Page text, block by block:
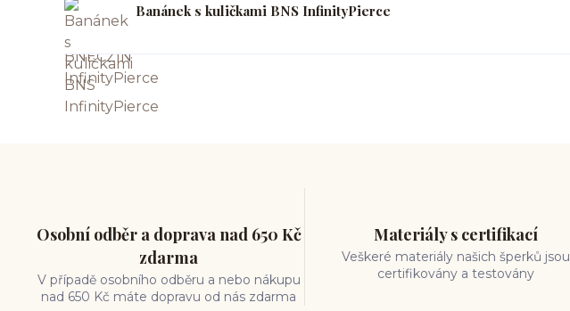
Banánek s kuličkami BNS InfinityPierce
Osobní odběr a doprava nad 650 Kč
zdarma
V případě osobního odběru a nebo nákupu
nad 650 Kč máte dopravu od nás zdarma
Materiály s certifikací
Veškeré materiály našich šperků jsou
certifikovány a testovány